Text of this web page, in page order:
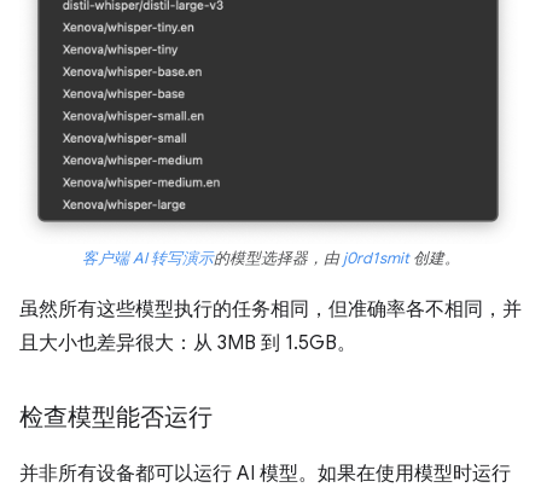
客户端 AI 转写演示的模型选择器，由j0rd1smit创建。
虽然所有这些模型执行的任务相同，但准确率各不相同，并
且大小也差异很大：从 3MB 到 1.5GB。
检查模型能否运行
并非所有设备都可以运行 AI 模型。如果在使用模型时运行